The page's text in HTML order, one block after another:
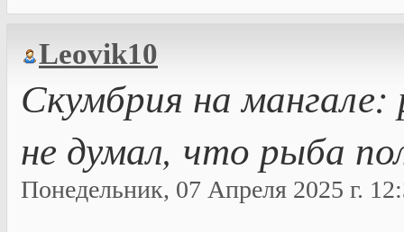
Leovik10
Скумбрия на мангале:
не думал, что рыба
Понедельник, 07 Апреля 2025 г.